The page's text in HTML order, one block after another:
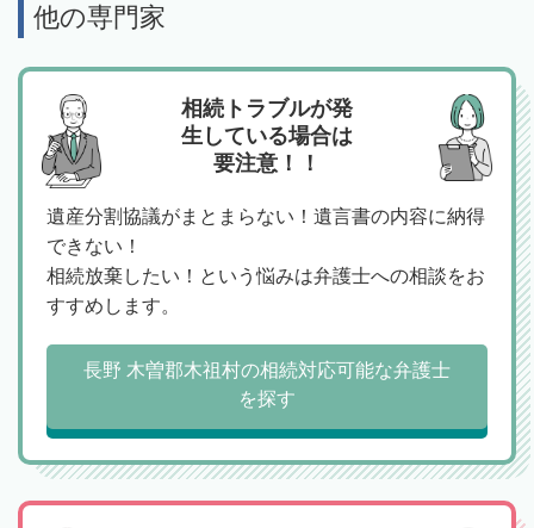
他の専門家
相続トラブルが発
生している場合は
要注意！！
遺産分割協議がまとまらない！遺言書の内容に納得
できない！
相続放棄したい！という悩みは弁護士への相談をお
すすめします。
長野 木曽郡木祖村の相続対応可能な弁護士
を探す